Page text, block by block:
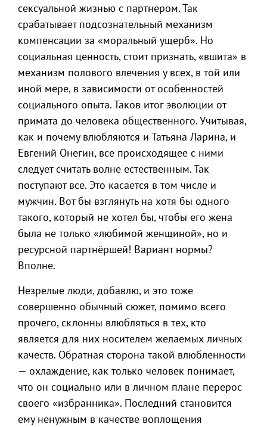
сексуальной жизнью с партнером. Так
срабатывает подсознательный механизм
компенсации за «моральный ущерб». Но
социальная ценность, стоит признать, «вшита» в
механизм полового влечения у всех, в той или
иной мере, в зависимости от особенностей
социального опыта. Таков итог эволюции от
примата до человека общественного. Учитывая,
как и почему влюбляются и Татьяна Ларина, и
Евгений Онегин, все происходящее с ними
следует считать волне естественным. Так
поступают все. Это касается в том числе и
мужчин. Вот бы взглянуть на хотя бы одного
такого, который не хотел бы, чтобы его жена
была не только «любимой женщиной», но и
ресурсной партнёршей! Вариант нормы?
Вполне.
Незрелые люди, добавлю, и это тоже
совершенно обычный сюжет, помимо всего
прочего, склонны влюбляться в тех, кто
является для них носителем желаемых личных
качеств. Обратная сторона такой влюбленности
— охлаждение, как только человек понимает,
что он социально или в личном плане перерос
своего «избранника». Последний становится
ему ненужным в качестве воплощения